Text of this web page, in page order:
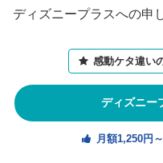
ディズニープラスへの申
感動ケタ違い
ディズニー
月額1,250円